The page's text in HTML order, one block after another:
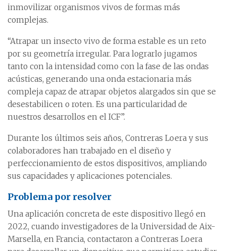
inmovilizar organismos vivos de formas más
complejas.
“Atrapar un insecto vivo de forma estable es un reto
por su geometría irregular. Para lograrlo jugamos
tanto con la intensidad como con la fase de las ondas
acústicas, generando una onda estacionaria más
compleja capaz de atrapar objetos alargados sin que se
desestabilicen o roten. Es una particularidad de
nuestros desarrollos en el ICF”.
Durante los últimos seis años, Contreras Loera y sus
colaboradores han trabajado en el diseño y
perfeccionamiento de estos dispositivos, ampliando
sus capacidades y aplicaciones potenciales.
Problema por resolver
Una aplicación concreta de este dispositivo llegó en
2022, cuando investigadores de la Universidad de Aix-
Marsella, en Francia, contactaron a Contreras Loera